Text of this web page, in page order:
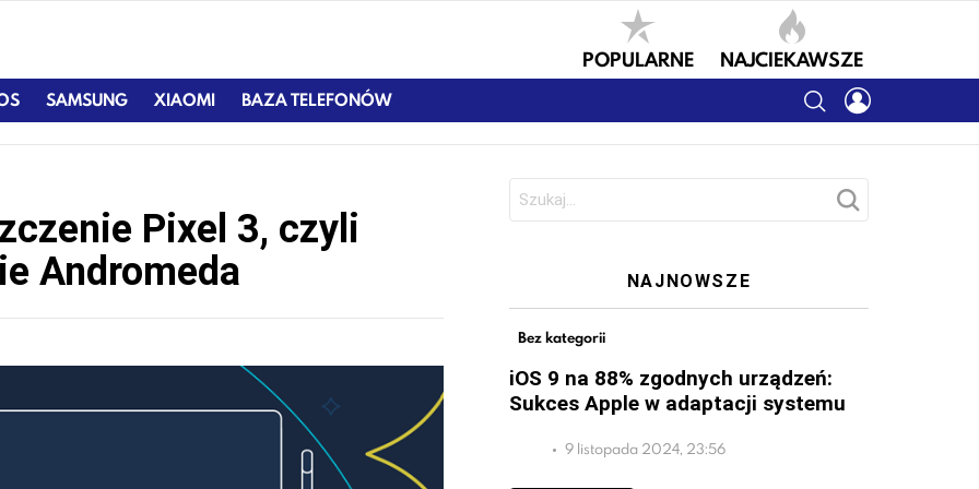
POPULARNE NAJCIEKAWSZE
SAMSUNG XIAOMI BAZA TELEFONÓW SEARCH
Pixel 3, czyli
Andromeda
NAJNOWSZE
Bez kategorii
iOS 9 na 88% zgodnych urządzeń:
Sukces Apple w adaptacji systemu
9 listopada 2024, 23:56